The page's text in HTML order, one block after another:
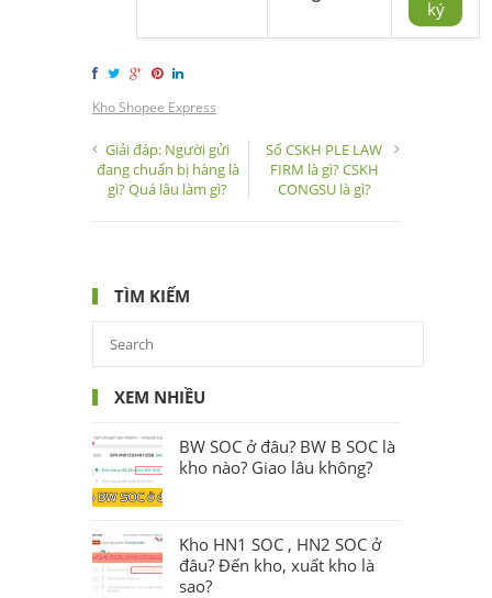
ký
Kho Shopee Express
Giải đáp: Người gửi
đang chuẩn bị hàng là
gì? Quá lâu làm gì?
Số CSKH PLE LAW
FIRM là gì? CSKH
CONGSU là gì?
TÌM KIẾM
XEM NHIỀU
BW SOC ở đâu? BW B SOC là
kho nào? Giao lâu không?
Kho HN1 SOC , HN2 SOC ở
đâu? Đến kho, xuất kho là
sao?